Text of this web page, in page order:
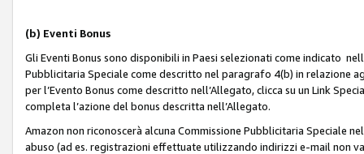
(b) Eventi Bonus
Gli Eventi Bonus sono disponibili in Paesi selezionati come indicato
Pubblicitaria Speciale come descritto nel paragrafo 4(b) in relazione
per l’Evento Bonus come descritto nell’Allegato, clicca su un Link
completa l’azione del bonus descritta nell’Allegato.
Amazon non riconoscerà alcuna Commissione Pubblicitaria Speciale
abuso (ad es. registrazioni effettuate utilizzando indirizzi e-mail non